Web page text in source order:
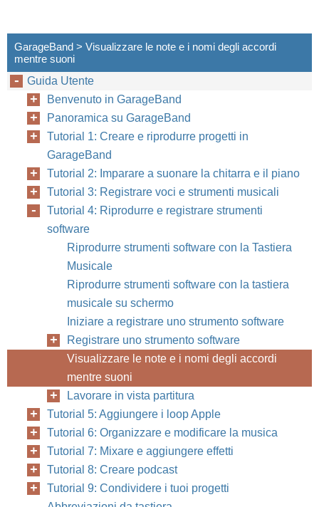
GarageBand > Visualizzare le note e i nomi degli accordi
mentre suoni
Guida Utente
Benvenuto in GarageBand
Panoramica su GarageBand
Tutorial 1: Creare e riprodurre progetti in
GarageBand
Tutorial 2: Imparare a suonare la chitarra e il piano
Tutorial 3: Registrare voci e strumenti musicali
Tutorial 4: Riprodurre e registrare strumenti
software
Riprodurre strumenti software con la Tastiera
Musicale
Riprodurre strumenti software con la tastiera
musicale su schermo
Iniziare a registrare uno strumento software
Registrare uno strumento software
Visualizzare le note e i nomi degli accordi
mentre suoni
Lavorare in vista partitura
Tutorial 5: Aggiungere i loop Apple
Tutorial 6: Organizzare e modificare la musica
Tutorial 7: Mixare e aggiungere effetti
Tutorial 8: Creare podcast
Tutorial 9: Condividere i tuoi progetti